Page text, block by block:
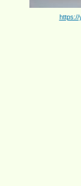
https://